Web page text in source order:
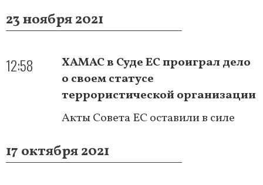
23 ноября 2021
12:58
ХАМАС в Суде ЕС проиграл дело
о своем статусе
террористической организации
Акты Совета ЕС оставили в силе
17 октября 2021